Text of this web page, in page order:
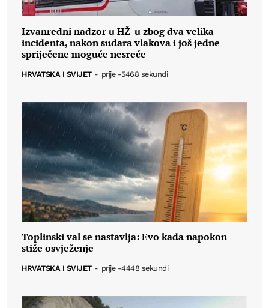
Izvanredni nadzor u HŽ-u zbog dva velika
incidenta, nakon sudara vlakova i još jedne
spriječene moguće nesreće
HRVATSKA I SVIJET - prije -5468 sekundi
Toplinski val se nastavlja: Evo kada napokon
stiže osvježenje
HRVATSKA I SVIJET - prije -4448 sekundi